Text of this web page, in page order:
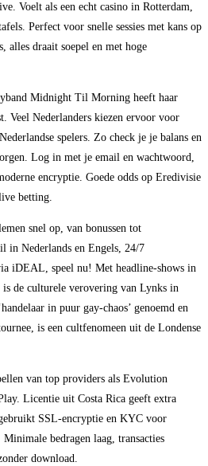
Voelt als een echt casino in Rotterdam,
Perfect voor snelle sessies met kans op
alles draait soepel en met hoge
Midnight Til Morning heeft haar
Veel Nederlanders kiezen ervoor voor
spelers. Zo check je je balans en
Log in met je email en wachtwoord,
encryptie. Goede odds op Eredivisie
betting.
snel op, van bonussen tot
in Nederlands en Engels, 24/7
iDEAL, speel nu! Met headline-shows in
is de culturele verovering van Lynks in
in puur gay-chaos’ genoemd en
is een cultfenomeen uit de Londense
van top providers als Evolution
Licentie uit Costa Rica geeft extra
SSL-encryptie en KYC voor
bedragen laag, transacties
download.